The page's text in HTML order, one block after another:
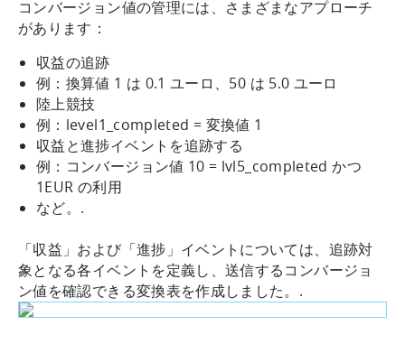
コンバージョン値の管理には、さまざまなアプローチ
があります：
収益の追跡
例：換算値 1 は 0.1 ユーロ、50 は 5.0 ユーロ
陸上競技
例：level1_completed = 変換値 1
収益と進捗イベントを追跡する
例：コンバージョン値 10 = lvl5_completed かつ
1EUR の利用
など。.
「収益」および「進捗」イベントについては、追跡対
象となる各イベントを定義し、送信するコンバージョ
ン値を確認できる変換表を作成しました。.